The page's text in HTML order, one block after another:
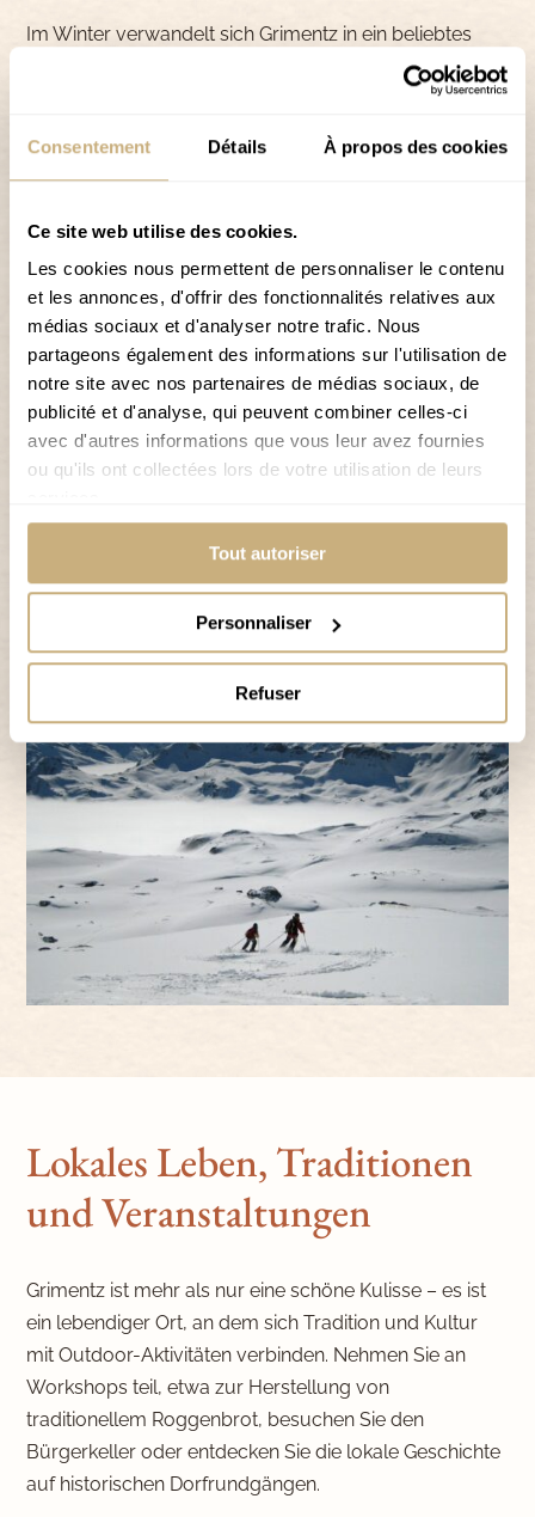
Consentement Détails À propos des cookies
Ce site web utilise des cookies.
Les cookies nous permettent de personnaliser le contenu
et les annonces, d'offrir des fonctionnalités relatives aux
médias sociaux et d'analyser notre trafic. Nous
partageons également des informations sur l'utilisation de
notre site avec nos partenaires de médias sociaux, de
publicité et d'analyse, qui peuvent combiner celles-ci
avec d'autres informations que vous leur avez fournies
ou qu'ils ont collectées lors de votre utilisation de leurs
Tout autoriser
Personnaliser
Refuser
Im Winter verwandelt sich Grimentz in ein beliebtes
Skigebiet mit abwechslungsreichen Pisten bis auf fast
3000 m Höhe – geeignet für Anfänger ebenso wie für
Das Skigebiet Grimentz Zinal bietet nicht nur alpinen
Schnee in vollen Zügen zu genießen.
Warum im Hôtel de Moiry übernachten?
Kostenloser Shuttlebus
Sicherer Skiraum für Ihre Skier und Schuhe
Öffentlicher Parkplatz direkt neben dem Hotel
Lokales Leben, Traditionen
und Veranstaltungen
Grimentz ist mehr als nur eine schöne Kulisse – es ist
ein lebendiger Ort, an dem sich Tradition und Kultur
mit Outdoor-Aktivitäten verbinden. Nehmen Sie an
Workshops teil, etwa zur Herstellung von
traditionellem Roggenbrot, besuchen Sie den
Bürgerkeller oder entdecken Sie die lokale Geschichte
auf historischen Dorfrundgängen.